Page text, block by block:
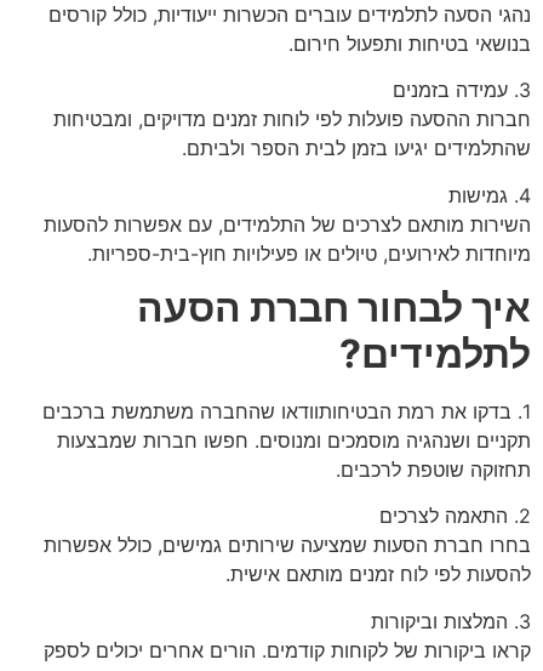
נהגי הסעה לתלמידים עוברים הכשרות ייעודיות, כולל קורסים
בנושאי בטיחות ותפעול חירום.
3. עמידה בזמנים
חברות ההסעה פועלות לפי לוחות זמנים מדויקים, ומבטיחות
שהתלמידים יגיעו בזמן לבית הספר ולביתם.
4. גמישות
השירות מותאם לצרכים של התלמידים, עם אפשרות להסעות
מיוחדות לאירועים, טיולים או פעילויות חוץ-בית-ספריות.
איך לבחור חברת הסעה
לתלמידים?
1. בדקו את רמת הבטיחותוודאו שהחברה משתמשת ברכבים
תקניים ושנהגיה מוסמכים ומנוסים. חפשו חברות שמבצעות
תחזוקה שוטפת לרכבים.
2. התאמה לצרכים
בחרו חברת הסעות שמציעה שירותים גמישים, כולל אפשרות
להסעות לפי לוח זמנים מותאם אישית.
3. המלצות וביקורות
קראו ביקורות של לקוחות קודמים. הורים אחרים יכולים לספק